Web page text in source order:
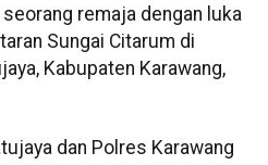
remaja dengan luka
Sungai Citarum di
Kabupaten Karawang,
dan Polres Karawang